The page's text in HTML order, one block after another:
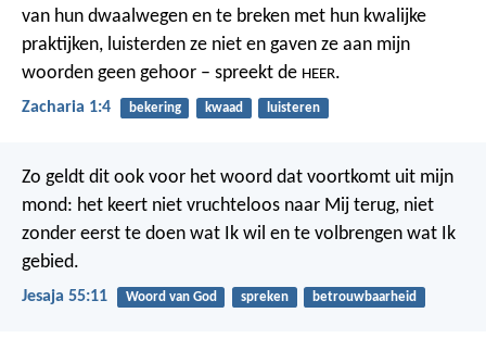
van hun dwaalwegen en te breken met hun kwalijke
praktijken, luisterden ze niet en gaven ze aan mijn
woorden geen gehoor – spreekt de HEER.
Zacharia 1:4 bekering kwaad luisteren
Zo geldt dit ook voor het woord dat voortkomt uit mijn
mond: het keert niet vruchteloos naar Mij terug, niet
zonder eerst te doen wat Ik wil en te volbrengen wat Ik
gebied.
Jesaja 55:11 Woord van God spreken betrouwbaarheid